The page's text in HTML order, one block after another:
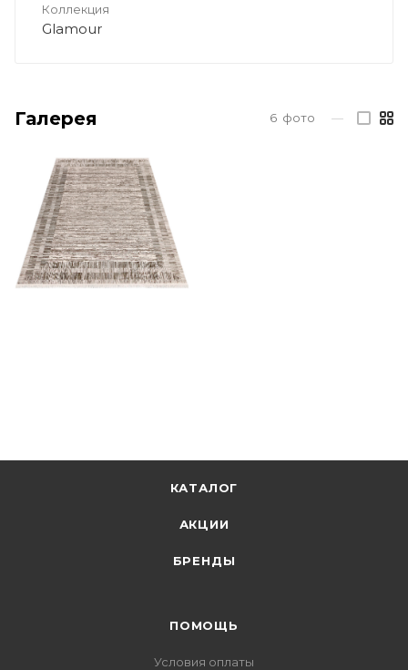
Коллекция
Glamour
Галерея 6 фото —
КАТАЛОГ
АКЦИИ
БРЕНДЫ
ПОМОЩЬ
Условия оплаты